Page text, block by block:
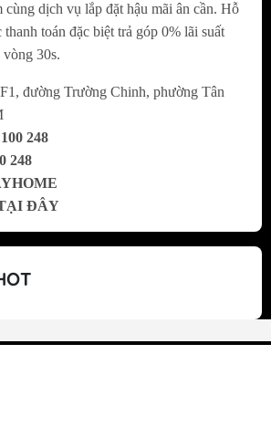
thống đèn LEDhiện đại chiếu
tủ, mang lại ánh sáng dịu nhẹ,
phẩm. Ngoài ra, các cánh cửa
bị khay đựng có thể chứa đến 5
mở rộng không gian lưu trữ
lấy đồ.
rộng rãi, phù hợp cho gia
cùng dịch vụ lắp đặt hậu mãi ân cần. Hỗ
toán đặc biệt trả góp 0% lãi suất
30s.
đường Trường Chinh, phường Tân
248
248
ĐÂY